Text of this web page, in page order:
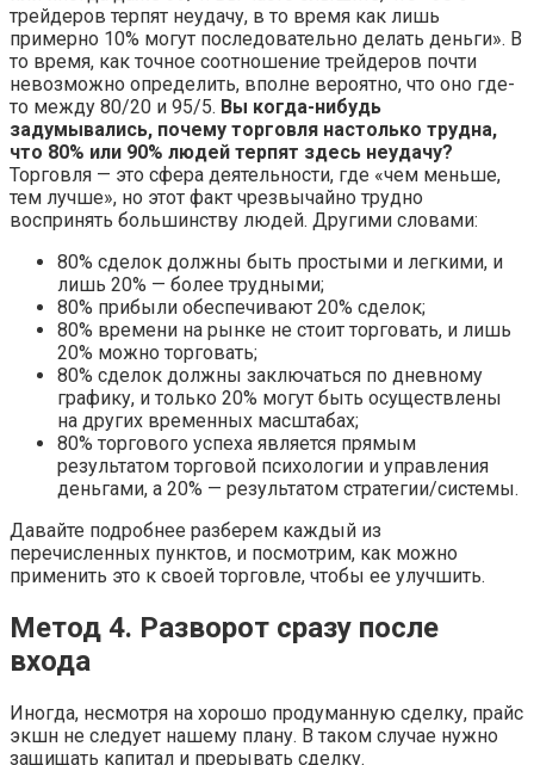
трейдеров терпят неудачу, в то время как лишь
примерно 10% могут последовательно делать деньги». В
то время, как точное соотношение трейдеров почти
невозможно определить, вполне вероятно, что оно где-
то между 80/20 и 95/5. Вы когда-нибудь
задумывались, почему торговля настолько трудна,
что 80% или 90% людей терпят здесь неудачу?
Торговля — это сфера деятельности, где «чем меньше,
тем лучше», но этот факт чрезвычайно трудно
воспринять большинству людей. Другими словами:
80% сделок должны быть простыми и легкими, и
лишь 20% — более трудными;
80% прибыли обеспечивают 20% сделок;
80% времени на рынке не стоит торговать, и лишь
20% можно торговать;
80% сделок должны заключаться по дневному
графику, и только 20% могут быть осуществлены
на других временных масштабах;
80% торгового успеха является прямым
результатом торговой психологии и управления
деньгами, а 20% — результатом стратегии/системы.
Давайте подробнее разберем каждый из
перечисленных пунктов, и посмотрим, как можно
применить это к своей торговле, чтобы ее улучшить.
Метод 4. Разворот сразу после
входа
Иногда, несмотря на хорошо продуманную сделку, прайс
экшн не следует нашему плану. В таком случае нужно
защищать капитал и прерывать сделку.